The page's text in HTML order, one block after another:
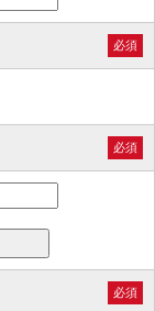
必須
必須
必須